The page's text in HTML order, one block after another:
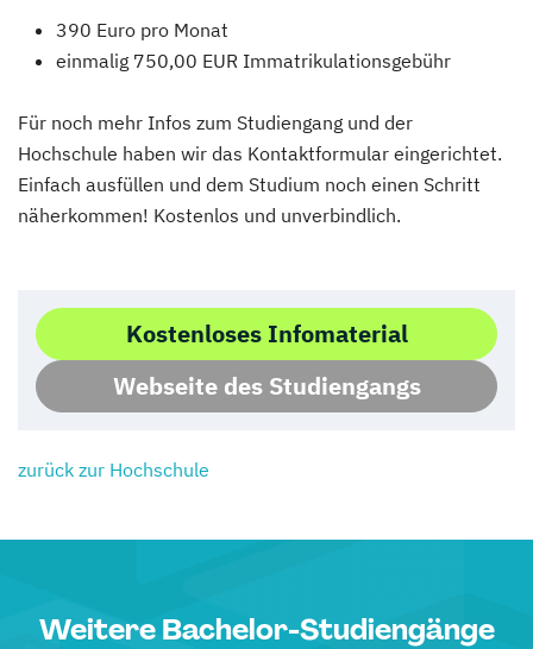
390 Euro pro Monat
einmalig 750,00 EUR Immatrikulationsgebühr
Für noch mehr Infos zum Studiengang und der
Hochschule haben wir das Kontaktformular eingerichtet.
Einfach ausfüllen und dem Studium noch einen Schritt
näherkommen! Kostenlos und unverbindlich.
Kostenloses Infomaterial
Webseite des Studiengangs
zurück zur Hochschule
Weitere Bachelor-Studiengänge